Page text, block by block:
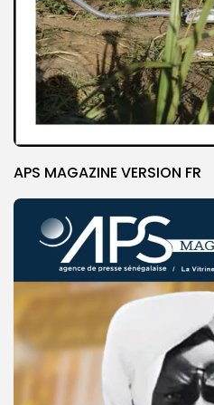
APS MAGAZINE VERSION FR